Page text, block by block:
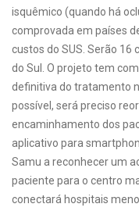
isquêmico (quando há
comprovada em países
custos do SUS. Serão 16
do Sul. O projeto tem
definitiva do tratamento
possível, será preciso
encaminhamento dos
aplicativo para
Samu a reconhecer um
paciente para o centro
conectará hospitais